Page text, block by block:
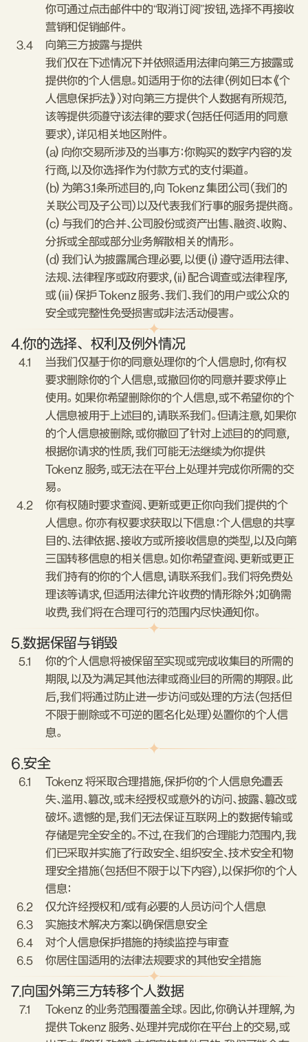
你可通过点击邮件中的“取消订阅”按钮，选择不再接收
营销和促销邮件。
3.4
向第三方披露与提供
我们仅在下述情况下并依照适用法律向第三方披露或
提供你的个人信息。如适用于你的法律（例如日本《个
人信息保护法》）对向第三方提供个人数据有所规范，
该等提供须遵守该法律的要求（包括任何适用的同意
要求），详见相关地区附件。
(a) 向你交易所涉及的当事方：你购买的数字内容的发
行商，以及你选择作为付款方式的支付渠道。
(b) 为第3.1条所述目的，向 Tokenz 集团公司（我们的
关联公司及子公司）以及代表我们行事的服务提供商。
(c) 与我们的合并、公司股份或资产出售、融资、收购、
分拆或全部或部分业务解散相关的情形。
(d) 我们认为披露属合理必要，以便 (i) 遵守适用法律、
法规、法律程序或政府要求，(ii) 配合调查或法律程序，
或 (iii) 保护 Tokenz 服务、我们、我们的用户或公众的
安全或完整性免受损害或非法活动侵害。
4.你的选择、权利及例外情况
4.1
当我们仅基于你的同意处理你的个人信息时，你有权
要求删除你的个人信息，或撤回你的同意并要求停止
使用。 如果你希望删除你的个人信息，或不希望你的个
人信息被用于上述目的，请联系我们。但请注意，如果你
的个人信息被删除，或你撤回了针对上述目的的同意，
根据你请求的性质，我们可能无法继续为你提供
Tokenz 服务，或无法在平台上处理并完成你所需的交
易。
4.2
你有权随时要求查阅、更新或更正你向我们提供的个
人信息。 你亦有权要求获取以下信息：个人信息的共享
目的、法律依据、接收方或所接收信息的类型，以及向第
三国转移信息的相关信息。如你希望查阅、更新或更正
我们持有的你的个人信息，请联系我们。我们将免费处
理该等请求，但适用法律允许收费的情形除外；如确需
收费，我们将在合理可行的范围内尽快通知你。
5.数据保留与销毁
5.1
你的个人信息将被保留至实现或完成收集目的所需的
期限，以及为满足其他法律或商业目的所需的期限。此
后，我们将通过防止进一步访问或处理的方法（包括但
不限于删除或不可逆的匿名化处理）处置你的个人信
息。
6.安全
6.1
Tokenz 将采取合理措施，保护你的个人信息免遭丢
失、滥用、篡改，或未经授权或意外的访问、披露、篡改或
破坏。遗憾的是，我们无法保证互联网上的数据传输或
存储是完全安全的。不过，在我们的合理能力范围内，我
们已采取并实施了行政安全、组织安全、技术安全和物
理安全措施（包括但不限于以下内容），以保护你的个人
信息：
6.2
仅允许经授权和/或有必要的人员访问个人信息
6.3
实施技术解决方案以确保信息安全
6.4
对个人信息保护措施的持续监控与审查
6.5
你居住国适用的法律法规要求的其他安全措施
7.向国外第三方转移个人数据
7.1
Tokenz 的业务范围覆盖全球。 因此，你确认并理解，为
提供 Tokenz 服务、处理并完成你在平台上的交易，或